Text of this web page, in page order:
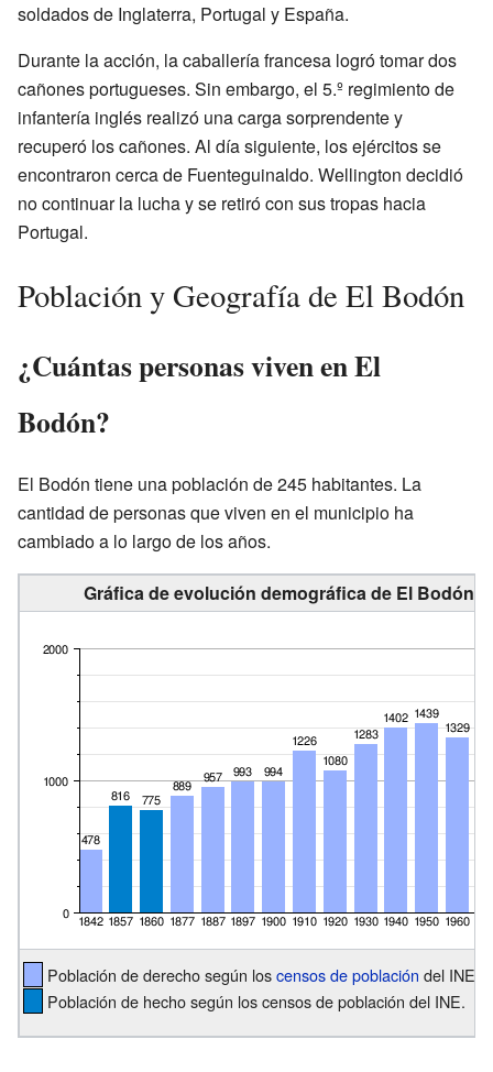
soldados de Inglaterra, Portugal y España.
Durante la acción, la caballería francesa logró tomar dos
cañones portugueses. Sin embargo, el 5.º regimiento de
infantería inglés realizó una carga sorprendente y
recuperó los cañones. Al día siguiente, los ejércitos se
encontraron cerca de Fuenteguinaldo. Wellington decidió
no continuar la lucha y se retiró con sus tropas hacia
Portugal.
Población y Geografía de El Bodón
¿Cuántas personas viven en El
Bodón?
El Bodón tiene una población de 245 habitantes. La
cantidad de personas que viven en el municipio ha
cambiado a lo largo de los años.
Gráfica de evolución demográfica de El Bodón
Población de derecho según loscensos de población del INE.
Población de hecho según los censos de población del INE.